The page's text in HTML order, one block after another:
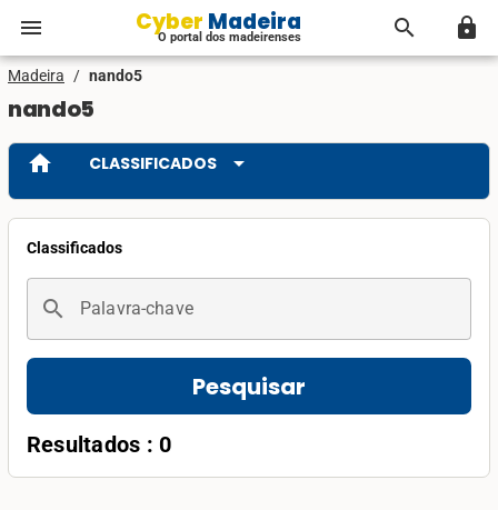
menu Cyber Madeira
O portal dos madeirenses search lock
Madeira / nando5
nando5
home CLASSIFICADOS arrow_drop_down
Classificados
search Palavra-chave
Pesquisar
Resultados : 0